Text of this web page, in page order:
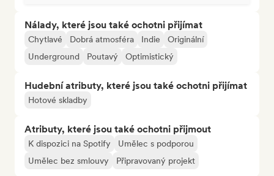
Nálady, které jsou také ochotni přijímat
Chytlavé Dobrá atmosféra Indie
Originální
Underground
Poutavý Optimistický
Hudební atributy, které jsou také ochotni přijímat
Hotové skladby
Atributy, které jsou také ochotni přijmout
K dispozici na Spotify
Umělec s podporou
Umělec bez smlouvy
Připravovaný projekt